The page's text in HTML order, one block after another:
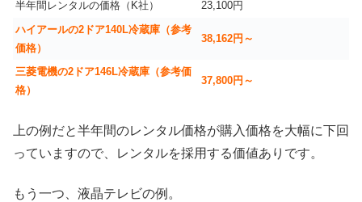
半年間レンタルの価格（K社）
23,100円
ハイアールの2ドア140L冷蔵庫（参考
価格）
38,162円～
三菱電機の2ドア146L冷蔵庫（参考価
格）
37,800円～
上の例だと半年間のレンタル価格が購入価格を大幅に下回
っていますので、レンタルを採用する価値ありです。
もう一つ、液晶テレビの例。